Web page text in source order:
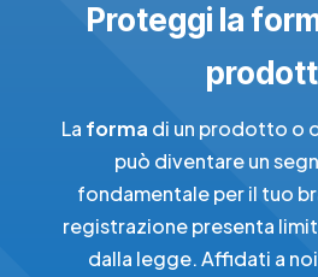
Proteggi la
La forma di un prodotto o
può diventare un
fondamentale per il tuo
registrazione presenta
dalla legge. Affidati a